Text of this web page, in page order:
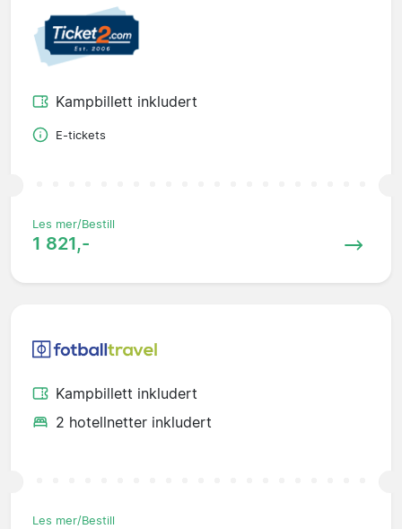
Kampbillett inkludert
E-tickets
Les mer/Bestill
1 821,-
Kampbillett inkludert
2 hotellnetter inkludert
Les mer/Bestill